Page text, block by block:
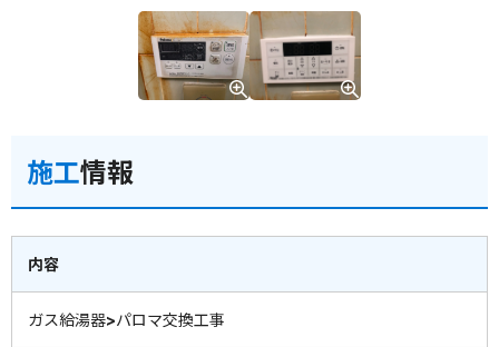
施工情報
内容
ガス給湯器>パロマ交換工事